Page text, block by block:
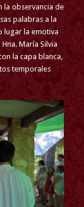
la observancia de
palabras a la
lugar la emotiva
María Silvia
la capa blanca,
temporales